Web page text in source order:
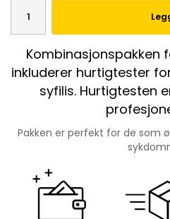
Kombinasjonspakken
inkluderer hurtigtester
syfilis. Hurtigtesten
Pakken er perfekt for de som